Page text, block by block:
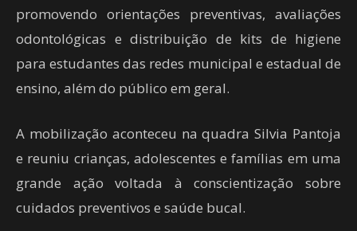
promovendo orientações preventivas, avaliações
odontológicas e distribuição de kits de higiene
para estudantes das redes municipal e estadual de
ensino, além do público em geral.
A mobilização aconteceu na quadra Silvia Pantoja
e reuniu crianças, adolescentes e famílias em uma
grande ação voltada à conscientização sobre
cuidados preventivos e saúde bucal.